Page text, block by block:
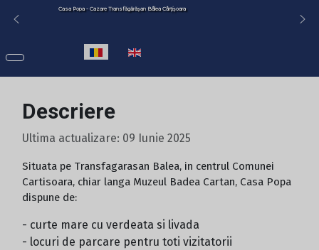
Casa Popa - Cazare Transfăgărășan Bâlea Cârțișoara
Selectați limba dvs
Descriere
Ultima actualizare: 09 Iunie 2025
Situata pe Transfagarasan Balea, in centrul Comunei
Cartisoara, chiar langa Muzeul Badea Cartan, Casa Popa
dispune de:
- curte mare cu verdeata si livada
- locuri de parcare pentru toti vizitatorii